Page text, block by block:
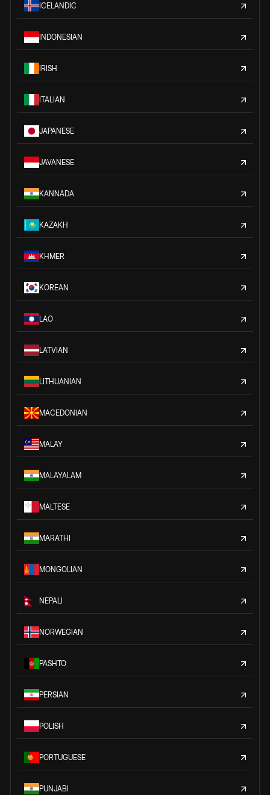
ICELANDIC
INDONESIAN
IRISH
ITALIAN
JAPANESE
JAVANESE
KANNADA
KAZAKH
KHMER
KOREAN
LAO
LATVIAN
LITHUANIAN
MACEDONIAN
MALAY
MALAYALAM
MALTESE
MARATHI
MONGOLIAN
NEPALI
NORWEGIAN
PASHTO
PERSIAN
POLISH
PORTUGUESE
PUNJABI